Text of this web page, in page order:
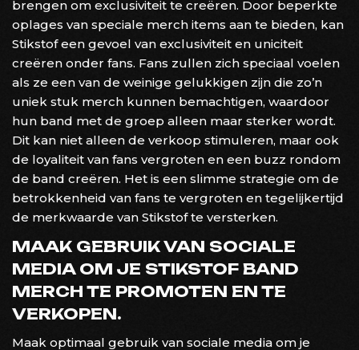
brengen om exclusiviteit te creëren. Door beperkte
oplages van speciale merch items aan te bieden, kan
Stikstof een gevoel van exclusiviteit en uniciteit
creëren onder fans. Fans zullen zich speciaal voelen
als ze een van de weinige gelukkigen zijn die zo’n
uniek stuk merch kunnen bemachtigen, waardoor
hun band met de groep alleen maar sterker wordt.
Dit kan niet alleen de verkoop stimuleren, maar ook
de loyaliteit van fans vergroten en een buzz rondom
de band creëren. Het is een slimme strategie om de
betrokkenheid van fans te vergroten en tegelijkertijd
de merkwaarde van Stikstof te versterken.
MAAK GEBRUIK VAN SOCIALE
MEDIA OM JE STIKSTOF BAND
MERCH TE PROMOTEN EN TE
VERKOPEN.
Maak optimaal gebruik van sociale media om je